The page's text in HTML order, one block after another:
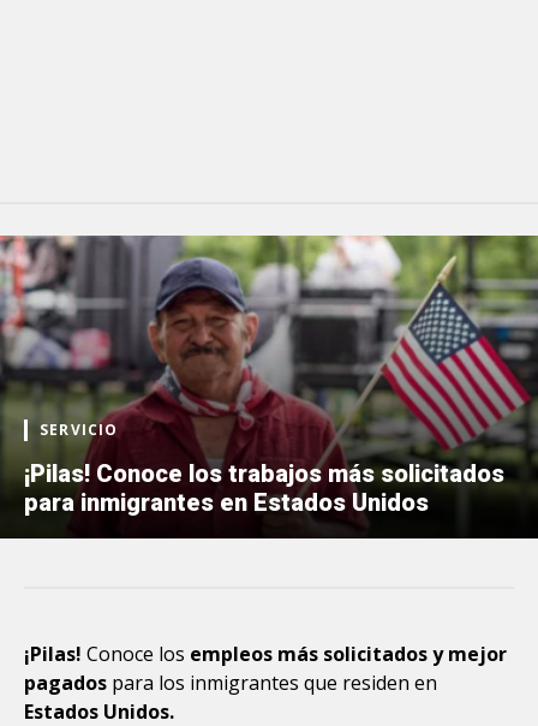
SERVICIO
¡Pilas! Conoce los trabajos más solicitados
para inmigrantes en Estados Unidos
¡Pilas! Conoce los empleos más solicitados y mejor
pagados para los inmigrantes que residen en
Estados Unidos.